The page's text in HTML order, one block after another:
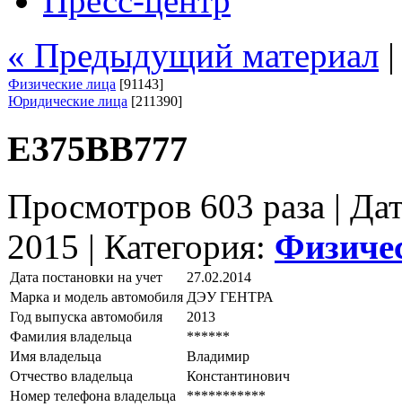
« Предыдущий материал
Физические лица [91143]
Юридические лица [211390]
Е375ВВ777
Просмотров 603 раза |
2015 | Категория:
Дата постановки на учет
27.02.2014
Марка и модель автомобиля ДЭУ ГЕНТРА
Год выпуска автомобиля
2013
Фамилия владельца
******
Имя владельца
Владимир
Отчество владельца
Константинович
Номер телефона владельца
***********